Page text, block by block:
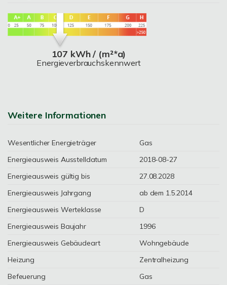
107 kWh / (m²*a)
Energieverbrauchskennwert
Weitere Informationen
Wesentlicher Energieträger
Gas
Energieausweis Ausstelldatum
2018-08-27
Energieausweis gültig bis
27.08.2028
Energieausweis Jahrgang
ab dem 1.5.2014
Energieausweis Werteklasse
D
Energieausweis Baujahr
1996
Energieausweis Gebäudeart
Wohngebäude
Heizung
Zentralheizung
Befeuerung
Gas